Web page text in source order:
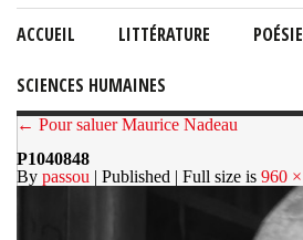
ACCUEIL LITTÉRATURE POÉSIE
SCIENCES HUMAINES
← Pour saluer Maurice Nadeau
P1040848
By passou | Published | Full size is 960